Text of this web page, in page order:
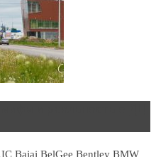
Bajaj BelGee Bentley BMW